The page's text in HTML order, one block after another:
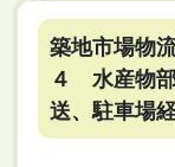
築地市場物
４ 水産物
送、駐車場